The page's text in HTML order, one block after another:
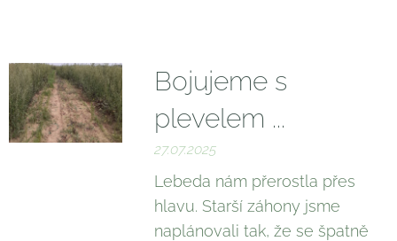
Bojujeme s
plevelem ...
27.07.2025
Lebeda nám přerostla přes
hlavu. Starší záhony jsme
naplánovali tak, že se špatně